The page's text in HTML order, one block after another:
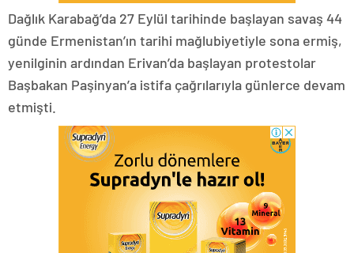
Dağlık Karabağ’da 27 Eylül tarihinde başlayan savaş 44
günde Ermenistan’ın tarihi mağlubiyetiyle sona ermiş,
yenilginin ardından Erivan’da başlayan protestolar
Başbakan Paşinyan’a istifa çağrılarıyla günlerce devam
etmişti.